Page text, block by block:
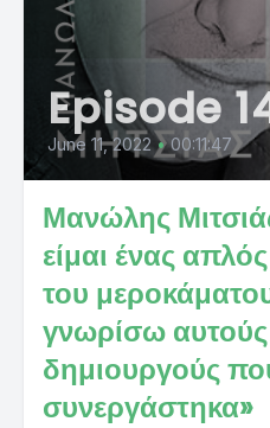
Episode
June 11, 2022 • 00:11:47
Μανώλης
είμαι ένας
του
γνωρίσω
δημιουργούς
συνεργάστηκα»